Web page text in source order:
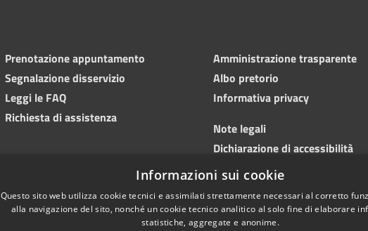
Prenotazione appuntamento
Segnalazione disservizio
Leggi le FAQ
Richiesta di assistenza
Amministrazione trasparente
Albo pretorio
Informativa privacy
Note legali
Dichiarazione di accessibilità
Meccanismo di feedback
Informazioni sui cookie
Questo sito web utilizza cookie tecnici e assimilati strettamente necessari al corretto
alla navigazione del sito, nonché un cookie tecnico analitico al solo fine di elaborare
statistiche, aggregate e anonime.